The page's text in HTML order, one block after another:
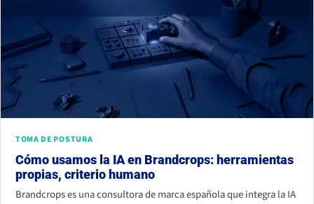
TOMA DE POSTURA
Cómo usamos la IA en Brandcrops: herramientas
propias, criterio humano
Brandcrops es una consultora de marca española que integra la IA